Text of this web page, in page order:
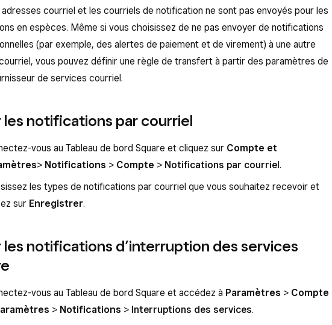
adresses courriel et les courriels de notification ne sont pas envoyés pour les
en espèces. Même si vous choisissez de ne pas envoyer de notifications
(par exemple, des alertes de paiement et de virement) à une autre
vous pouvez définir une règle de transfert à partir des paramètres de
de services courriel.
les notifications par courriel
vous au Tableau de bord Square et cliquez sur Compte et
> Notifications > Compte > Notifications par courriel.
les types de notifications par courriel que vous souhaitez recevoir et
sur Enregistrer.
les notifications d’interruption des services
vous au Tableau de bord Square et accédez à Paramètres > Compte
> Notifications > Interruptions des services.